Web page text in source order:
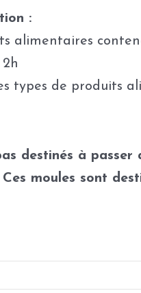
:
alimentaires
types de produits
destinés à
moules sont